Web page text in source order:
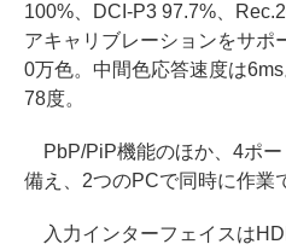
100%、DCI-P3 97.7%、
アキャリブレーションをサポ
0万色。中間色応答速度は
78度。
PbP/PiP機能のほか、4ポ
備え、2つのPCで同時に作業
入力インターフェイスは